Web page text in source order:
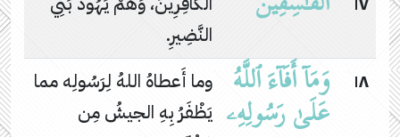
النَّضِيرِ.
١٨
وَمَاۤ أَفَاۤءَ ٱللَّهُ
عَلَىٰ رَسُولِهِۦ
وما أَعطاهُ اللهُ لِرَسُولِه مما
يَظْفَرُ بِهِ الجيشُ مِن